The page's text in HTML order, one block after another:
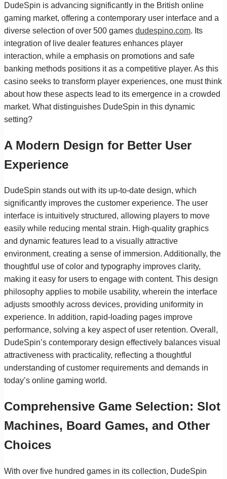
DudeSpin is advancing significantly in the British online
gaming market, offering a contemporary user interface and a
diverse selection of over 500 games dudespino.com. Its
integration of live dealer features enhances player
interaction, while a emphasis on promotions and safe
banking methods positions it as a competitive player. As this
casino seeks to transform player experiences, one must think
about how these aspects lead to its emergence in a crowded
market. What distinguishes DudeSpin in this dynamic
setting?
A Modern Design for Better User
Experience
DudeSpin stands out with its up-to-date design, which
significantly improves the customer experience. The user
interface is intuitively structured, allowing players to move
easily while reducing mental strain. High-quality graphics
and dynamic features lead to a visually attractive
environment, creating a sense of immersion. Additionally, the
thoughtful use of color and typography improves clarity,
making it easy for users to engage with content. This design
philosophy applies to mobile usability, wherein the interface
adjusts smoothly across devices, providing uniformity in
experience. In addition, rapid-loading pages improve
performance, solving a key aspect of user retention. Overall,
DudeSpin’s contemporary design effectively balances visual
attractiveness with practicality, reflecting a thoughtful
understanding of customer requirements and demands in
today’s online gaming world.
Comprehensive Game Selection: Slot
Machines, Board Games, and Other
Choices
With over five hundred games in its collection, DudeSpin